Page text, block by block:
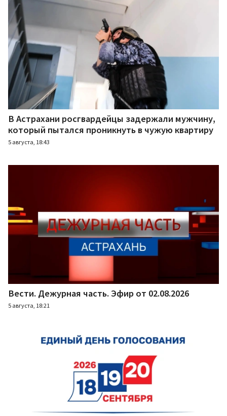
В Астрахани росгвардейцы задержали мужчину,
который пытался проникнуть в чужую квартиру
5 августа, 18:43
Вести. Дежурная часть. Эфир от 02.08.2026
5 августа, 18:21